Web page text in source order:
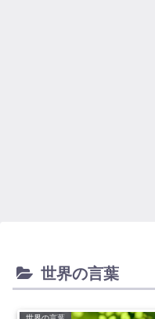
世界の言葉